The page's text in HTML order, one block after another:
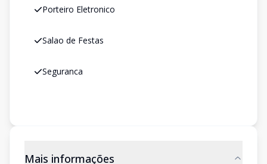
Porteiro Eletronico
Salao de Festas
Seguranca
Mais informações